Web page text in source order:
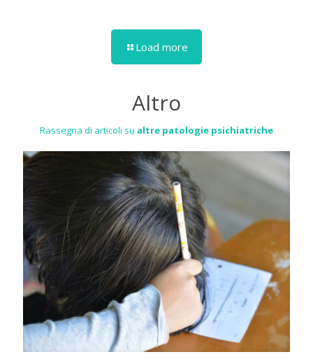
Load more
Altro
Rassegna di articoli su altre patologie psichiatriche